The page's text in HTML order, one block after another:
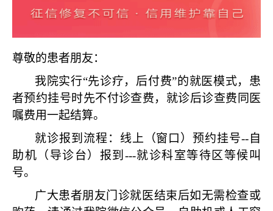
尊敬的患者朋友：
我院实行“先诊疗，后付费”的就医模式，患
者预约挂号时先不付诊查费，就诊后诊查费同医
嘱费用一起结算。
就诊报到流程：线上（窗口）预约挂号--自
助机（导诊台）报到---就诊科室等待区等候叫
号。
广大患者朋友门诊就医结束后如无需检查或